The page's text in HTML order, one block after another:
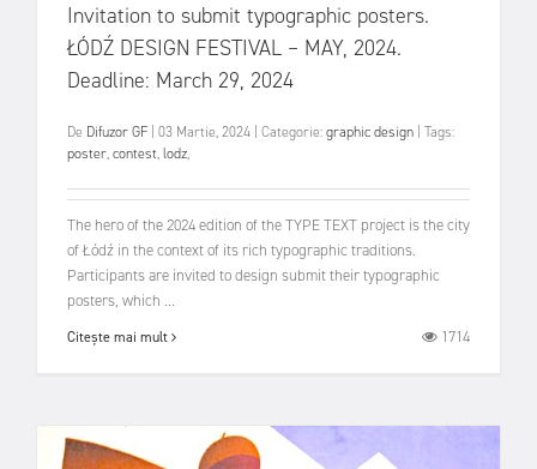
Invitation to submit typographic posters.
ŁÓDŹ DESIGN FESTIVAL – MAY, 2024.
Deadline: March 29, 2024
De Difuzor GF 03 Martie, 2024 Categorie:graphic design Tags:
poster,contest,lodz,
The hero of the 2024 edition of the TYPE TEXT project is the city
of Łódź in the context of its rich typographic traditions.
Participants are invited to design submit their typographic
posters, which ...
Citește mai mult 1714